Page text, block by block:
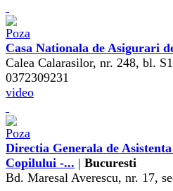
Casa Nationala de Asigurari
Calea Calarasilor, nr. 248, bl.
0372309231
video
Directia Generala de
Copilului -... | Bucuresti
Bd. Maresal Averescu, nr. 17,